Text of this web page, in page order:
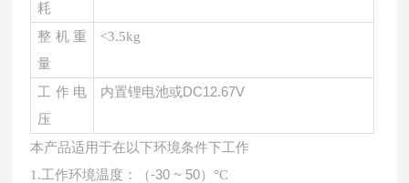
耗
整机重
量
<3.5kg
工作电
压
内置锂电池或DC12.67V
本产品适用于在以下环境条件下工作
1 .工作环境温度：（-30 ~ 50） °C